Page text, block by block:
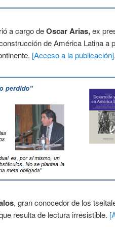
a cargo deOscar Arias,ex
de América Latina a
[Acceso a la publicación].
, gran conocedor de los
resulta de lectura irresistible.